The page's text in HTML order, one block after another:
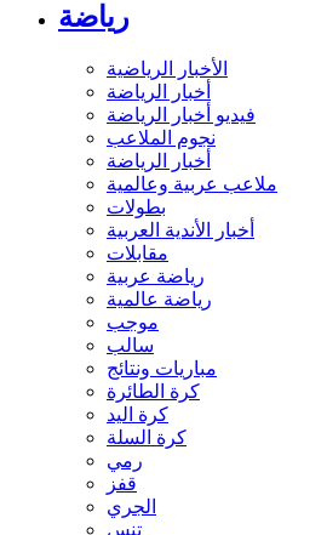
رياضة
الأخبار الرياضية
أخبار الرياضة
فيديو أخبار الرياضة
نجوم الملاعب
أخبار الرياضة
ملاعب عربية وعالمية
بطولات
أخبار الأندية العربية
مقابلات
رياضة عربية
رياضة عالمية
موجب
سالب
مباريات ونتائج
كرة الطائرة
كرة اليد
كرة السلة
رمي
قفز
الجري
تنس